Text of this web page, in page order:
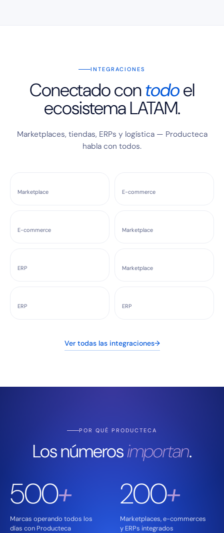
INTEGRACIONES
Conectado contodoel
ecosistema LATAM.
Marketplaces, tiendas, ERPs y logística — Producteca
habla con todos.
Marketplace E-commerce
E-commerce Marketplace
ERP Marketplace
ERP ERP
Ver todas las integraciones→
POR QUÉ PRODUCTECA
Los númerosimportan.
500+
Marcas operando todos los
días con Producteca
200+
Marketplaces, e-commerces
y ERPs integrados